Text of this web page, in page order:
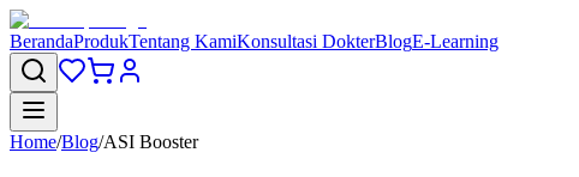
BerandaProdukTentang KamiKonsultasi DokterBlogE-Learning
Home/Blog/ASI Booster